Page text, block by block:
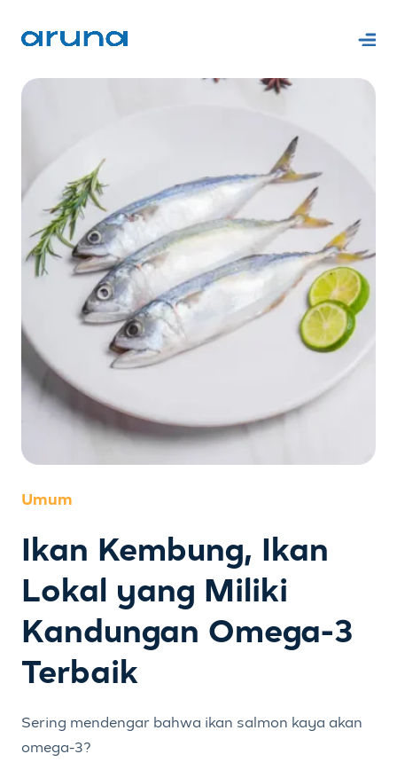
Umum
Ikan Kembung, Ikan
Lokal yang Miliki
Kandungan Omega-3
Terbaik
Sering mendengar bahwa ikan salmon kaya akan
omega-3?